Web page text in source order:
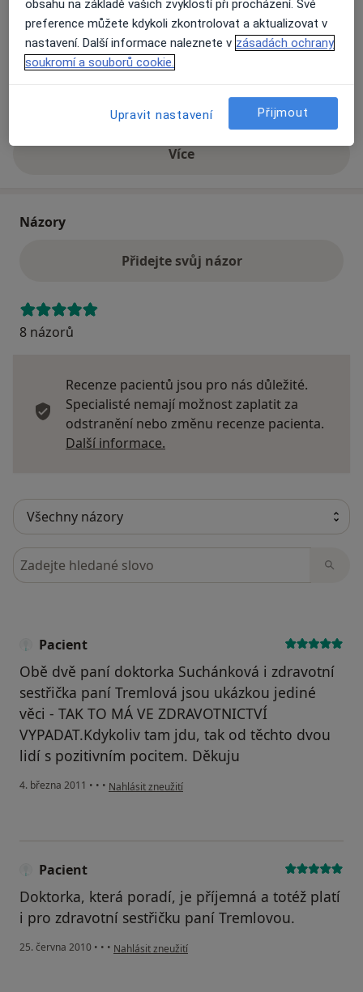
Co mám v takové situaci udělat?
Způsoby platby (soukromé návštěvy)
Víceo adrese
Názory
Přidejte svůj názor
8 názorů
Recenze pacientů jsou pro nás důležité.
Specialisté nemají možnost zaplatit za
odstranění nebo změnu recenze pacienta.
Další informace.
Hledejte v názorech
Pacient
Obě dvě paní doktorka Suchánková i zdravotní
sestřička paní Tremlová jsou ukázkou jediné
věci - TAK TO MÁ VE ZDRAVOTNICTVÍ
VYPADAT.Kdykoliv tam jdu, tak od těchto dvou
lidí s pozitivním pocitem. Děkuju
4. března 2011 • • • podle názoru uživatele Pacient
Nahlásit zneužití
Pacient
Doktorka, která poradí, je příjemná a totéž platí
i pro zdravotní sestřičku paní Tremlovou.
25. června 2010 • • • podle názoru uživatele Pacient
Nahlásit zneužití
obsahu na základě vašich zvyklostí při procházení. Své
preference můžete kdykoli zkontrolovat a aktualizovat v
nastavení. Další informace naleznete v zásadách ochrany
soukromí a souborů cookie.
Upravit nastavení Přijmout